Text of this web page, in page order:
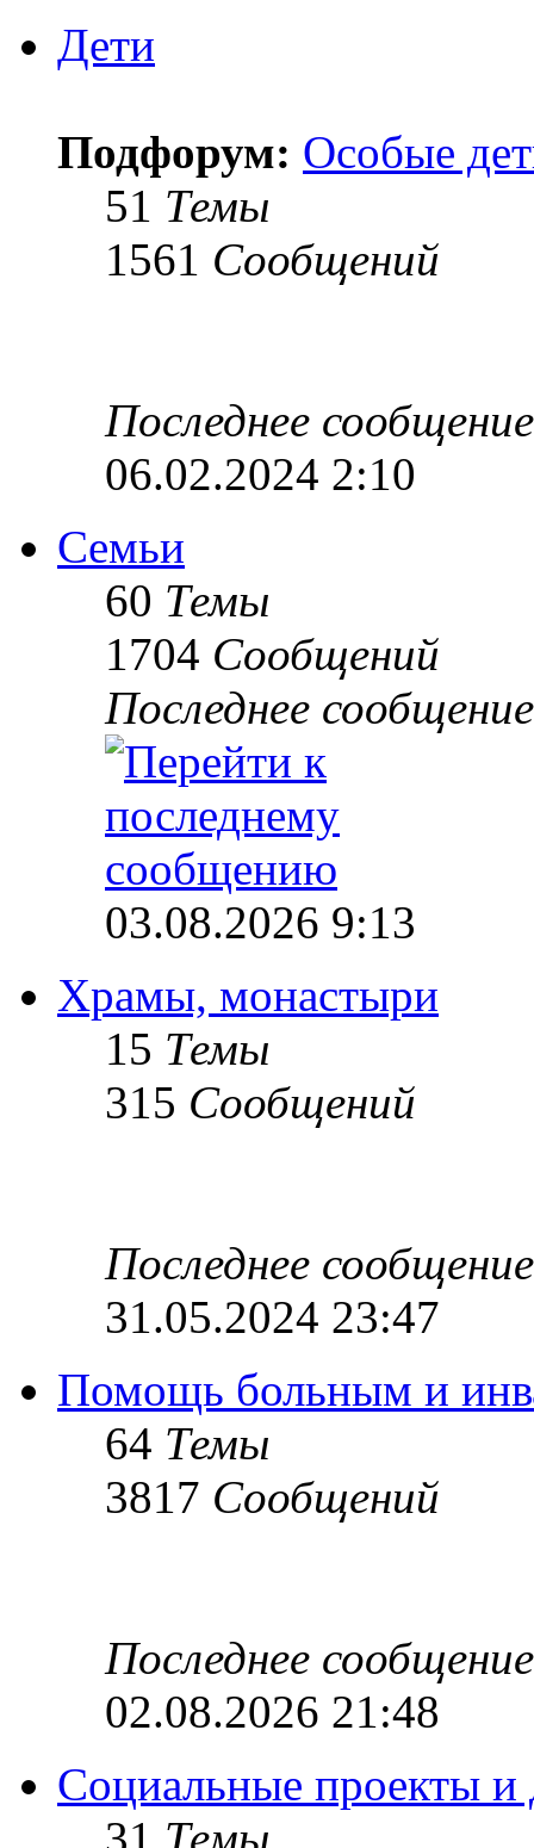
Дети
Подфорум: Особые
51 Темы
1561 Сообщений
Последнее сообщение
06.02.2024 2:10
Семьи
60 Темы
1704 Сообщений
Последнее сообщение
03.08.2026 9:13
Храмы, монастыри
15 Темы
315 Сообщений
Последнее сообщение
31.05.2024 23:47
Помощь больным и
64 Темы
3817 Сообщений
Последнее сообщение
02.08.2026 21:48
Социальные проекты и